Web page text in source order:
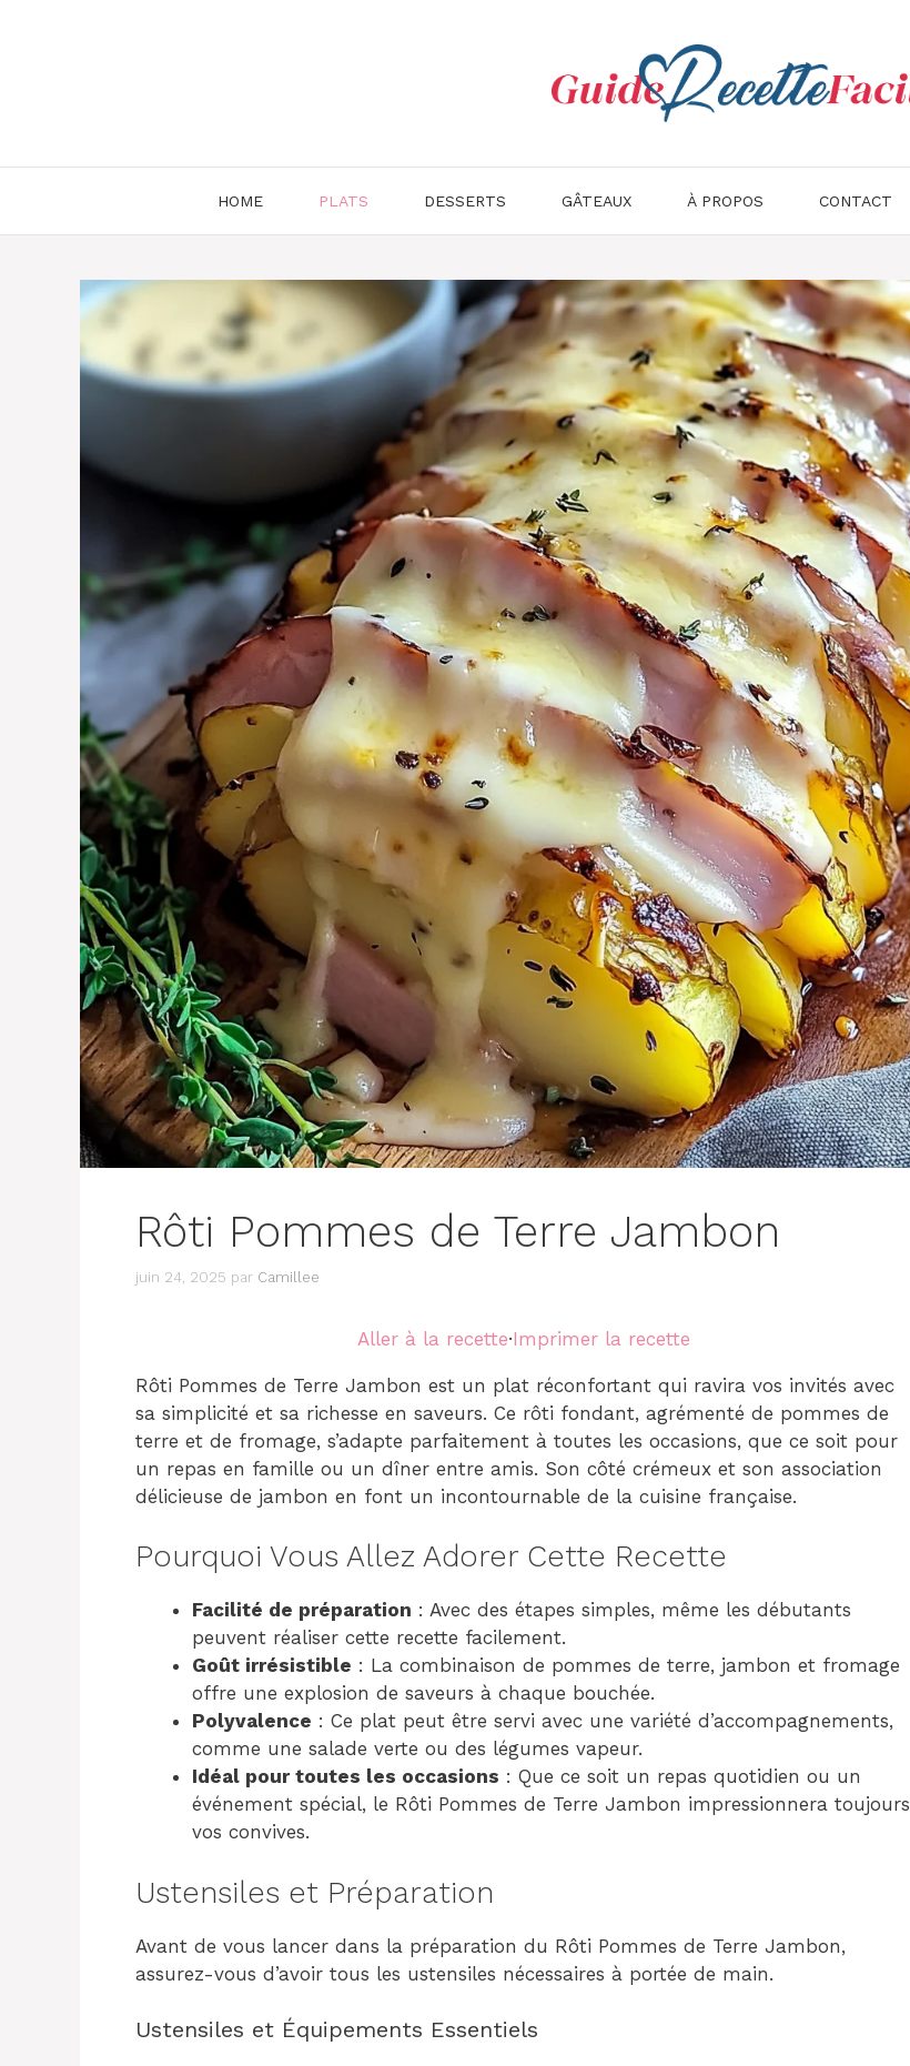
HOME PLATS DESSERTS GÂTEAUX À PROPOS CONTACT
Rôti Pommes de Terre Jambon
juin 24, 2025 par Camillee
Aller à la recette·Imprimer la recette
Rôti Pommes de Terre Jambon est un plat réconfortant qui ravira vos invités avec
sa simplicité et sa richesse en saveurs. Ce rôti fondant, agrémenté de pommes de
terre et de fromage, s’adapte parfaitement à toutes les occasions, que ce soit pour
un repas en famille ou un dîner entre amis. Son côté crémeux et son association
délicieuse de jambon en font un incontournable de la cuisine française.
Pourquoi Vous Allez Adorer Cette Recette
Facilité de préparation : Avec des étapes simples, même les débutants
peuvent réaliser cette recette facilement.
Goût irrésistible : La combinaison de pommes de terre, jambon et fromage
offre une explosion de saveurs à chaque bouchée.
Polyvalence : Ce plat peut être servi avec une variété d’accompagnements,
comme une salade verte ou des légumes vapeur.
Idéal pour toutes les occasions : Que ce soit un repas quotidien ou un
événement spécial, le Rôti Pommes de Terre Jambon impressionnera toujours
vos convives.
Ustensiles et Préparation
Avant de vous lancer dans la préparation du Rôti Pommes de Terre Jambon,
assurez-vous d’avoir tous les ustensiles nécessaires à portée de main.
Ustensiles et Équipements Essentiels